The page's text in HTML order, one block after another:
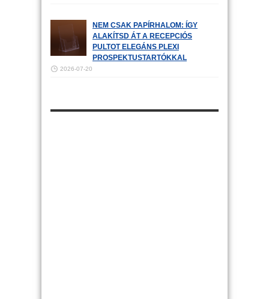
NEM CSAK PAPÍRHALOM: ÍGY
ALAKÍTSD ÁT A RECEPCIÓS
PULTOT ELEGÁNS PLEXI
PROSPEKTUSTARTÓKKAL
2026-07-20